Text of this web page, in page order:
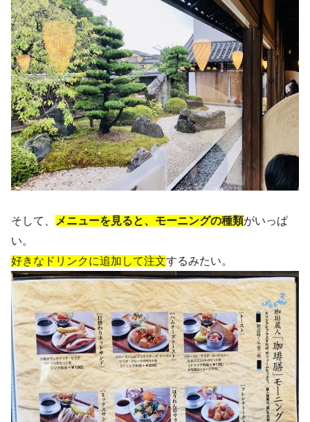
そして、 メニューを見ると、モーニングの種類がいっぱ
い。
好きなドリンクに追加して注文するみたい。